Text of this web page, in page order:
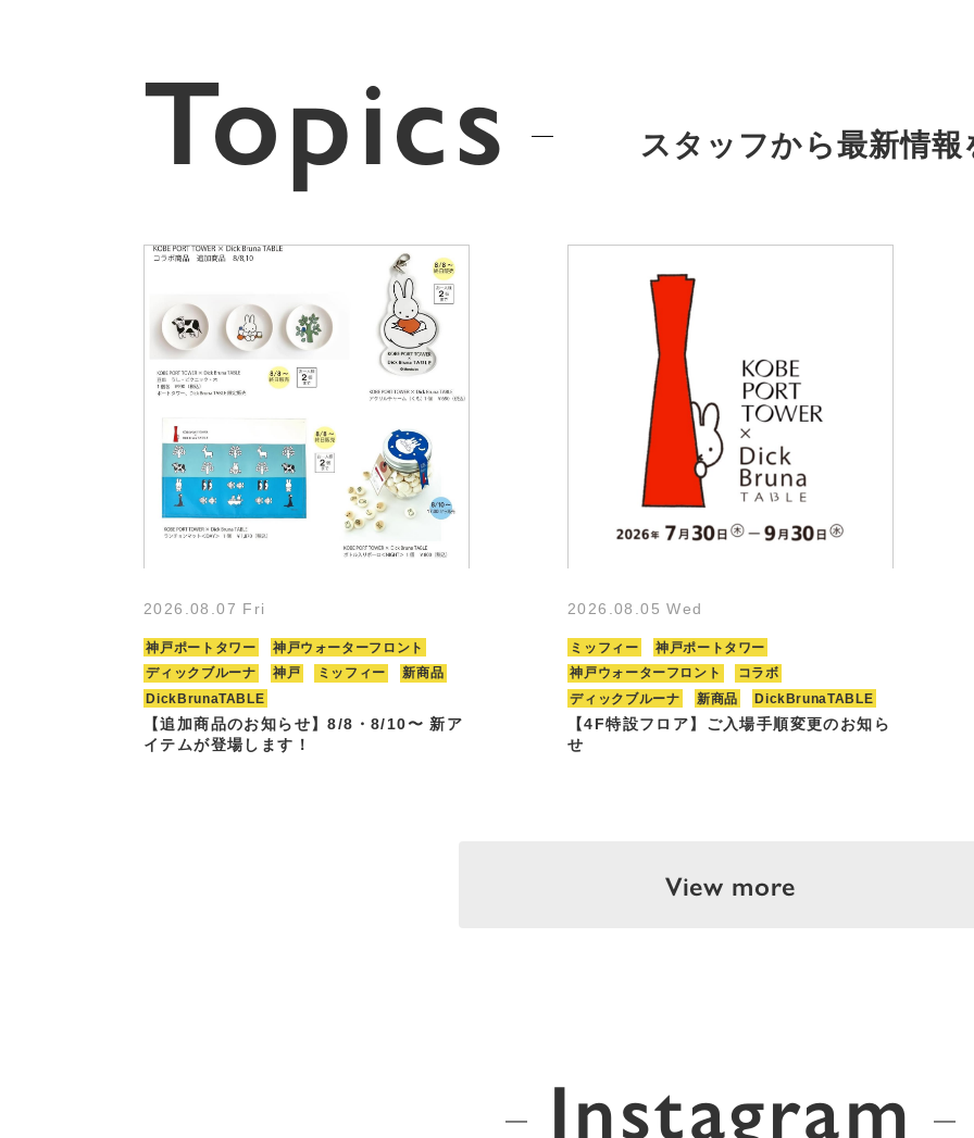
Topics スタッフから最新情
2026.08.07 Fri
神戸ポートタワー
神戸ウォーターフロント
ディックブルーナ
神戸 ミッフィー
新商品
DickBrunaTABLE
【追加商品のお知らせ】8/8・8/10〜 新ア
イテムが登場します！
2026.08.05 Wed
ミッフィー
神戸ポートタワー
神戸ウォーターフロント
コラボ
ディックブルーナ
新商品 DickBrunaTABLE
【4F特設フロア】ご入場手順変更のお知ら
せ
View more
Instagram